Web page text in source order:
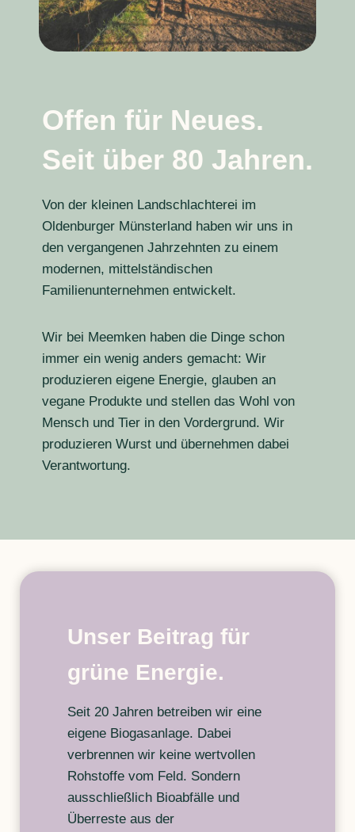
Offen für Neues.
Seit über 80 Jahren.
Von der kleinen Landschlachterei im
Oldenburger Münsterland haben wir uns in
den vergangenen Jahrzehnten zu einem
modernen, mittelständischen
Familienunternehmen entwickelt.
Wir bei Meemken haben die Dinge schon
immer ein wenig anders gemacht: Wir
produzieren eigene Energie, glauben an
vegane Produkte und stellen das Wohl von
Mensch und Tier in den Vordergrund. Wir
produzieren Wurst und übernehmen dabei
Verantwortung.
Unser Beitrag für
grüne Energie.
Seit 20 Jahren betreiben wir eine
eigene Biogasanlage. Dabei
verbrennen wir keine wertvollen
Rohstoffe vom Feld. Sondern
ausschließlich Bioabfälle und
Überreste aus der